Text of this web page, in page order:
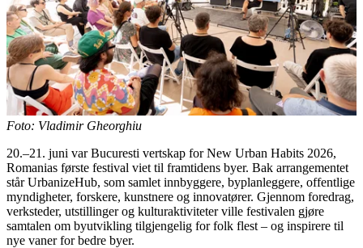
Foto: Vladimir Gheorghiu
20.–21. juni var Bucuresti vertskap for New Urban Habits 2026,
Romanias første festival viet til framtidens byer. Bak arrangementet
står UrbanizeHub, som samlet innbyggere, byplanleggere, offentlige
myndigheter, forskere, kunstnere og innovatører. Gjennom foredrag,
verksteder, utstillinger og kulturaktiviteter ville festivalen gjøre
samtalen om byutvikling tilgjengelig for folk flest – og inspirere til
nye vaner for bedre byer.